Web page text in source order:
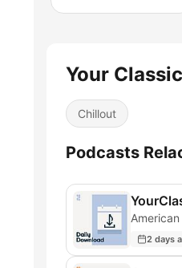
Your
Chillout
Podcasts
2 days